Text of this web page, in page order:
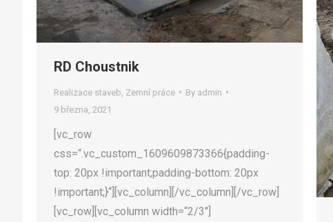
RD Choustnik
Realizace staveb Zemní práce By admin
9 března, 2021
[vc_row
css=“.vc_custom_1609609873366{padding-
top: 20px !important;padding-bottom: 20px
!important;}“][vc_column][/vc_column][/vc_row]
[vc_row][vc_column width=“2/3″]